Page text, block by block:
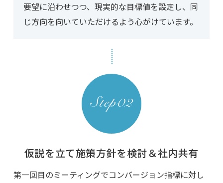
要望に沿わせつつ、現実的な目標値を設定し、同
じ方向を向いていただけるよう心がけています。
仮説を立て施策方針を検討＆社内共有
第一回目のミーティングでコンバージョン指標に対し